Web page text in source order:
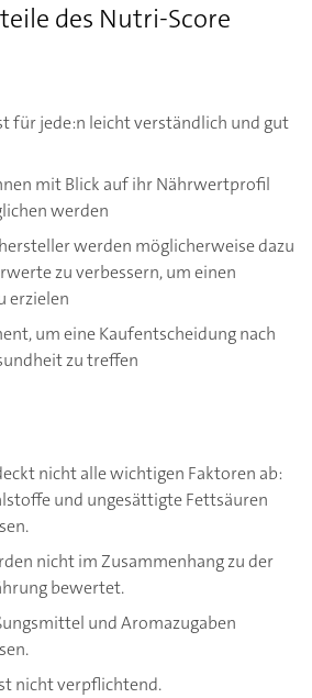
des Nutri-Score
für jede:n leicht verständlich und gut
mit Blick auf ihr Nährwertprofil
werden
werden möglicherweise dazu
zu verbessern, um einen
erzielen
um eine Kaufentscheidung nach
zu treffen
nicht alle wichtigen Faktoren ab:
und ungesättigte Fettsäuren
nicht im Zusammenhang zu der
bewertet.
und Aromazugaben
nicht verpflichtend.